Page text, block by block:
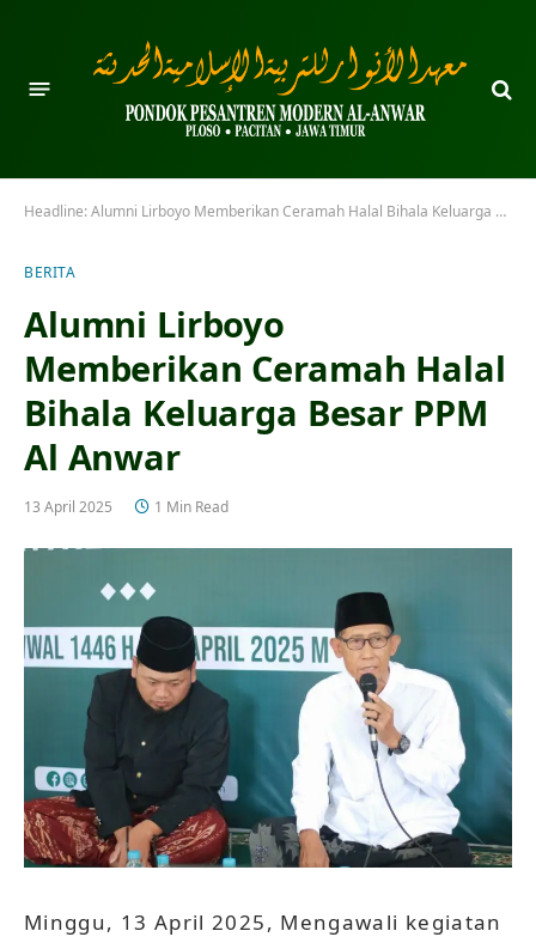
Headline:Alumni Lirboyo Memberikan Ceramah Halal Bihala Keluarga Besar PPM Al Anwar
BERITA
Alumni Lirboyo
Memberikan Ceramah Halal
Bihala Keluarga Besar PPM
Al Anwar
13 April 2025 1 Min Read
Minggu, 13 April 2025, Mengawali kegiatan